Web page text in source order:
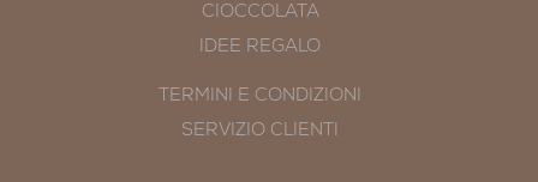
CIOCCOLATA
IDEE REGALO
TERMINI E CONDIZIONI
SERVIZIO CLIENTI